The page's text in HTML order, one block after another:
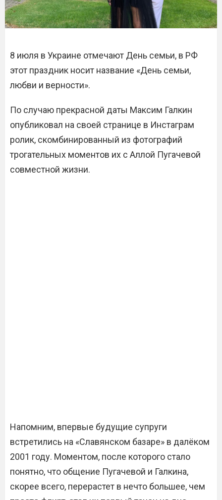
8 июля в Украине отмечают День семьи, в РФ
этот праздник носит название «День семьи,
любви и верности».
По случаю прекрасной даты Максим Галкин
опубликовал на своей странице в Инстаграм
ролик, скомбинированный из фотографий
трогательных моментов их с Аллой Пугачевой
совместной жизни.
Напомним, впервые будущие супруги
встретились на «Славянском базаре» в далёком
2001 году. Моментом, после которого стало
понятно, что общение Пугачевой и Галкина,
скорее всего, перерастет в нечто большее, чем